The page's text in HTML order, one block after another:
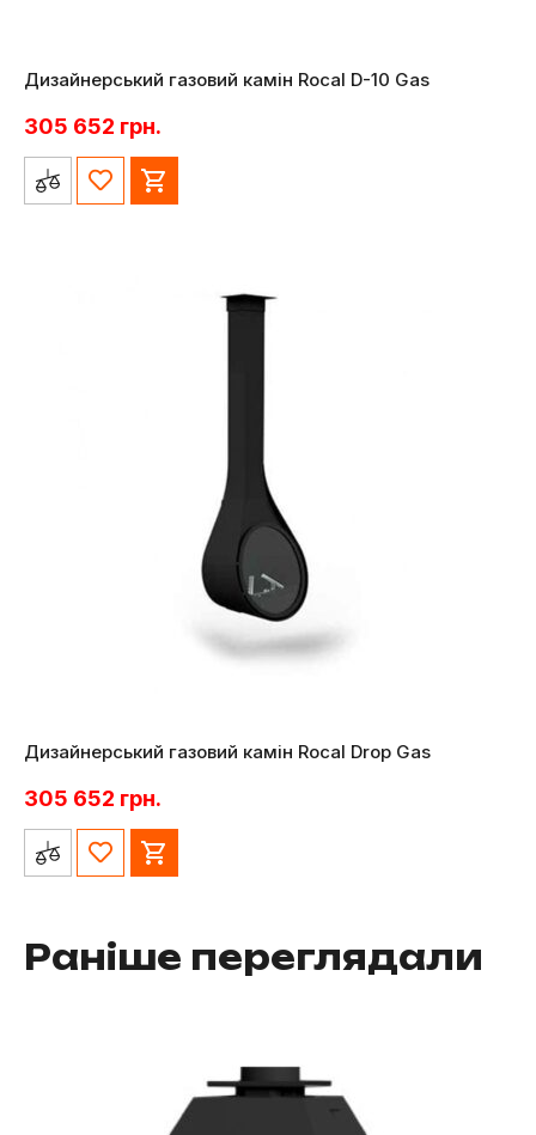
Дизайнерський газовий камін Rocal D-10 Gas
305 652 грн.
Дизайнерський газовий камін Rocal Drop Gas
305 652 грн.
Раніше переглядали